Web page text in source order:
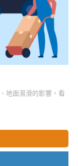
地面濕滑的影響，看